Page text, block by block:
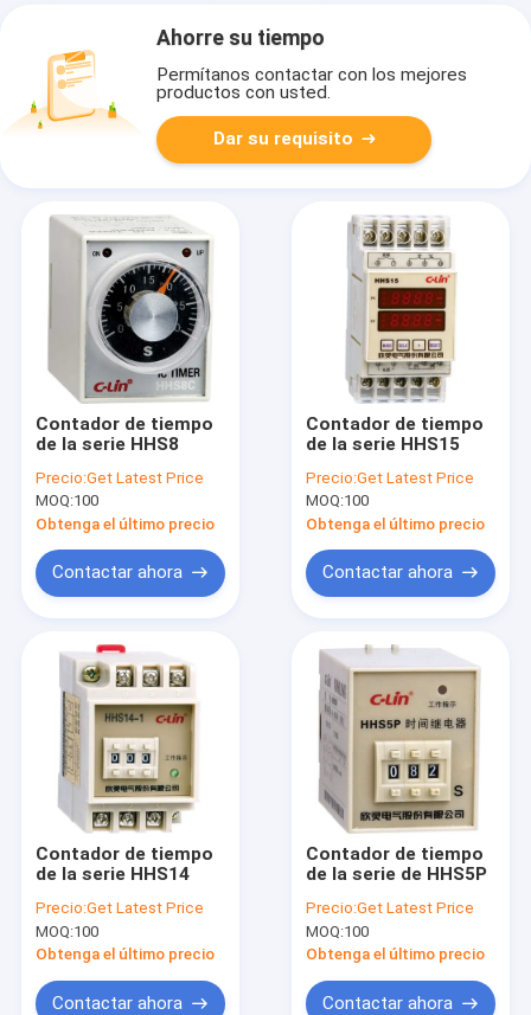
Ahorre su tiempo
Permítanos contactar con los mejores
productos con usted.
Dar su requisito
Contador de tiempo
de la serie HHS8
Precio:Get Latest Price
MOQ:100
Obtenga el último precio
Contactar ahora
Contador de tiempo
de la serie HHS15
Precio:Get Latest Price
MOQ:100
Obtenga el último precio
Contactar ahora
Contador de tiempo
de la serie HHS14
Precio:Get Latest Price
MOQ:100
Obtenga el último precio
Contactar ahora
Contador de tiempo
de la serie de HHS5P
Precio:Get Latest Price
MOQ:100
Obtenga el último precio
Contactar ahora